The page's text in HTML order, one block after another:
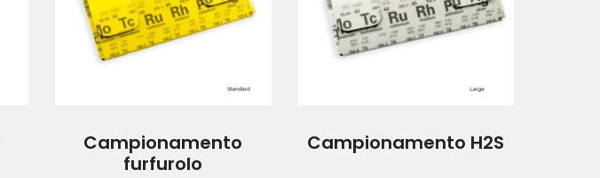
Campionamento
furfurolo
Campionamento H2S